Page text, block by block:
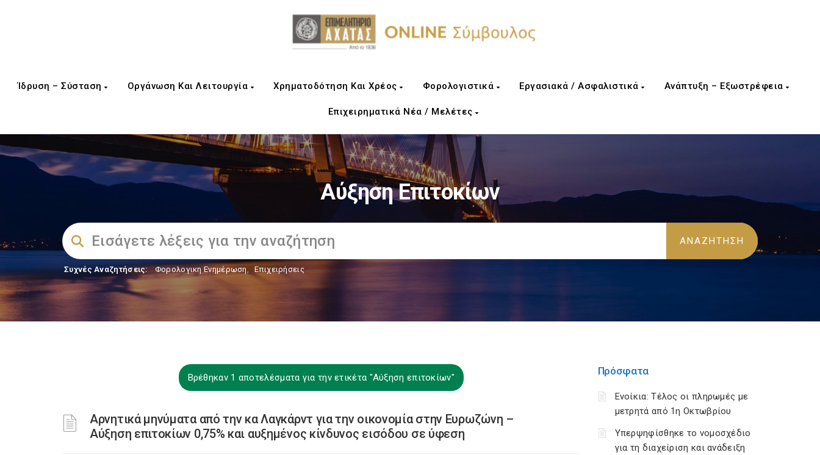
Ίδρυση – Σύσταση Οργάνωση Και Λειτουργία Χρηματοδότηση Και Χρέος Φορολογιστικά Εργασιακά / Ασφαλιστικά Ανάπτυξη – Εξωστρέφεια
Επιχειρηματικά Νέα / Μελέτες
Αύξηση Επιτοκίων
Συχνές Αναζητήσεις: Φορολογικη Ενημέρωση, Επιχειρήσεις
Βρέθηκαν 1 αποτελέσματα για την ετικέτα "Αύξηση επιτοκίων"
Αρνητικά μηνύματα από την κα Λαγκάρντ για την οικονομία στην Ευρωζώνη –
Αύξηση επιτοκίων 0,75% και αυξημένος κίνδυνος εισόδου σε ύφεση
Πρόσφατα
Ενοίκια: Τέλος οι πληρωμές με
μετρητά από 1η Οκτωβρίου
Υπερψηφίσθηκε το νομοσχέδιο
για τη διαχείριση και ανάδειξη